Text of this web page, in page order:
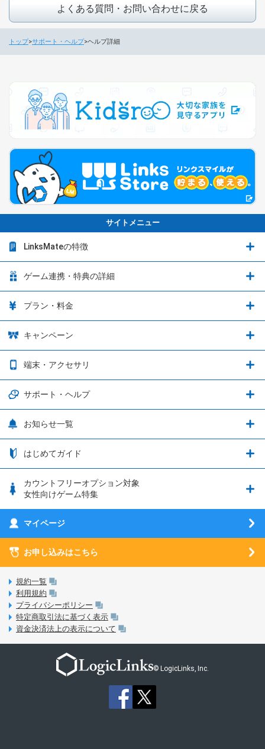
よくある質問・お問い合わせに戻る
トップ サポート・ヘルプ ヘルプ詳細
サイトメニュー
LinksMateの特徴
LinksMateの特徴
音声通話料金がもっとオトクに
データ通信容量繰り越し
通信エリアと通信速度状況
つながる端末保証
フィルタリングアプリ
5G回線オプションについて
LINE年齢認証について
LinksStoreについて
ゲーム連携・特典の詳細
ゲーム連携・特典の詳細
ブレイブソード×ブレイズソウル
ウマ娘 プリティーダービー
プリンセスコネクト！Re:Dive
釣り★スタ
ウマスクについて
プラン・料金
プラン・料金
3種類のSIMタイプ
日割り計算
キャンペーン
お得なキャンペーン実施中！
OPPO端末購入キャンペーン第5弾
端末・アクセサリ
端末・アクセサリ
iPhone利用について
動作確認済み端末一覧
サポート・ヘルプ
サポート・ヘルプ
nanoSIM･microSIM･通常SIMの初期設定方法
eSIMの初期設定方法
MVNOのギモンを解消！
3Dセキュアについて
未成年者の方のご契約
通信制限について
動作確認済み端末一覧
お知らせ一覧
お知らせ一覧
はじめてガイド
はじめてガイド
SIMサービスについて
SIMロック解除ガイド
LinksMateのサービスについて
LPについて
おすすめプラン
お申し込み方法
カウントフリーオプション対象
女性向けゲーム特集
刀剣乱舞-ONLINE- Pocket
あんさんぶるスターズ！！Music
マイページ
お申し込みはこちら
規約一覧
利用規約
プライバシーポリシー
特定商取引法に基づく表示
資金決済法上の表示について
© LogicLinks, Inc.